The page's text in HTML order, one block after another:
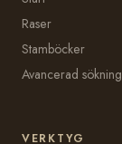
Raser
Stamböcker
Avancerad sökning
VERKTYG